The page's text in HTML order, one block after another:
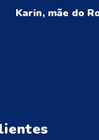
Karin, mãe do